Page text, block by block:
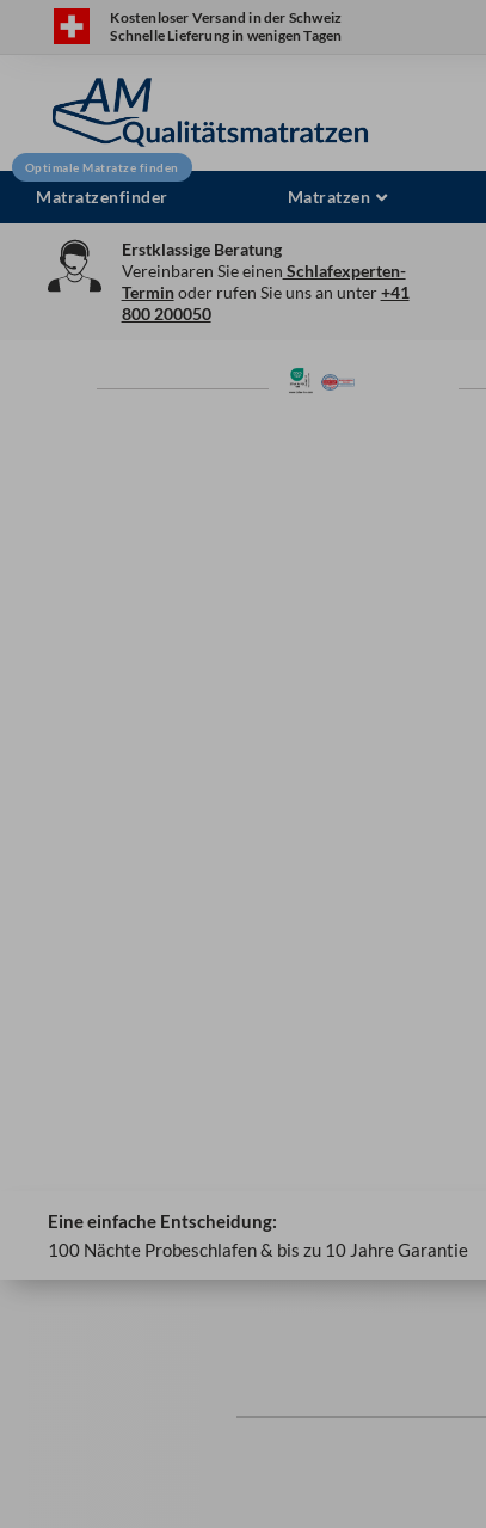
Kostenloser Versand in der Schweiz
Schnelle Lieferung in wenigen Tagen
Matratzenfinder Matratzen
Erstklassige Beratung
Vereinbaren Sie einen Schlafexperten-
Terminoder rufen Sie uns an unter+41
800 200050
Eine einfache Entscheidung:
100 Nächte Probeschlafen & bis zu 10 Jahre Garantie